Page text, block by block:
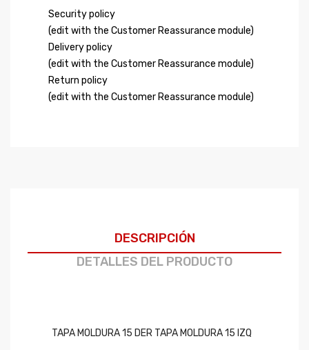
Security policy
(edit with the Customer Reassurance module)
Delivery policy
(edit with the Customer Reassurance module)
Return policy
(edit with the Customer Reassurance module)
DESCRIPCIÓN
DETALLES DEL PRODUCTO
TAPA MOLDURA 15 DER TAPA MOLDURA 15 IZQ